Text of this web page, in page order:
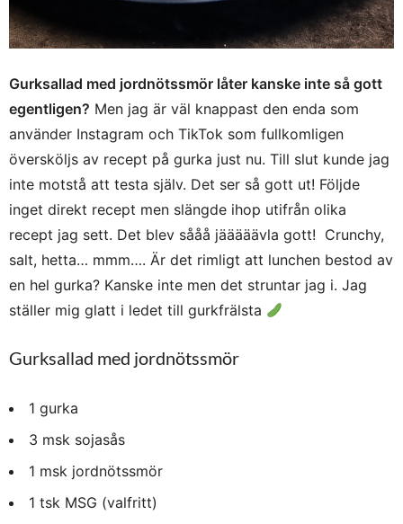
Gurksallad med jordnötssmör låter kanske inte så gott
egentligen? Men jag är väl knappast den enda som
använder Instagram och TikTok som fullkomligen
översköljs av recept på gurka just nu. Till slut kunde jag
inte motstå att testa själv. Det ser så gott ut! Följde
inget direkt recept men slängde ihop utifrån olika
recept jag sett. Det blev sååå jääääävla gott! Crunchy,
salt, hetta… mmm…. Är det rimligt att lunchen bestod av
en hel gurka? Kanske inte men det struntar jag i. Jag
ställer mig glatt i ledet till gurkfrälsta
Gurksallad med jordnötssmör
1 gurka
3 msk sojasås
1 msk jordnötssmör
1 tsk MSG (valfritt)